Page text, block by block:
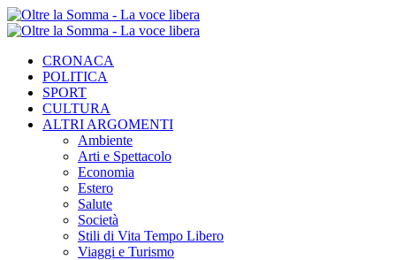
CRONACA
POLITICA
SPORT
CULTURA
ALTRI ARGOMENTI
Ambiente
Arti e Spettacolo
Economia
Estero
Salute
Società
Stili di Vita Tempo Libero
Viaggi e Turismo